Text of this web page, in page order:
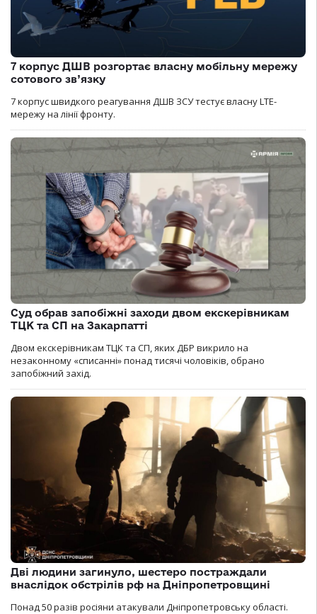
7 корпус ДШВ розгортає власну мобільну мережу
сотового зв’язку
7 корпус швидкого реагування ДШВ ЗСУ тестує власну LTE-
мережу на лінії фронту.
Суд обрав запобіжні заходи двом екскерівникам
ТЦК та СП на Закарпатті
Двом екскерівникам ТЦК та СП, яких ДБР викрило на
незаконному «списанні» понад тисячі чоловіків, обрано
запобіжний захід.
Дві людини загинуло, шестеро постраждали
внаслідок обстрілів рф на Дніпропетровщині
Понад 50 разів росіяни атакували Дніпропетровську області.